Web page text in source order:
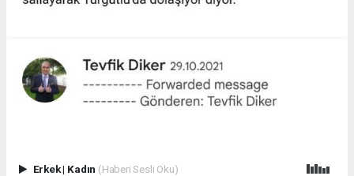
Erkek| Kadın (Haberi Sesli Oku)